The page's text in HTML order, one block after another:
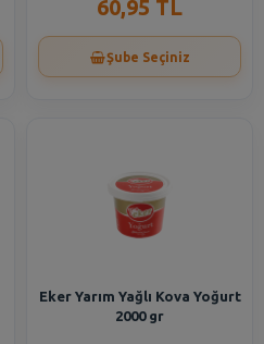
60,95 TL
Şube Seçiniz
Eker Yarım Yağlı Kova Yoğurt
2000 gr